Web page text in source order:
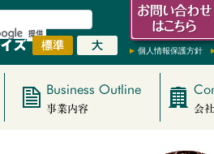
個人情報保護方針